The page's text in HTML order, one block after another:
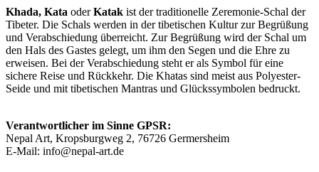
Khada, Kata oderKatak ist der traditionelle Zeremonie-Schal der
Tibeter. Die Schals werden in der tibetischen Kultur zur Begrüßung
und Verabschiedung überreicht. Zur Begrüßung wird der Schal um
den Hals des Gastes gelegt, um ihm den Segen und die Ehre zu
erweisen. Bei der Verabschiedung steht er als Symbol für eine
sichere Reise und Rückkehr. Die Khatas sind meist aus Polyester-
Seide und mit tibetischen Mantras und Glückssymbolen bedruckt.
Verantwortlicher im Sinne GPSR:
Nepal Art, Kropsburgweg 2, 76726 Germersheim
E-Mail: info@nepal-art.de